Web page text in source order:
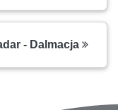
- Dalmacja